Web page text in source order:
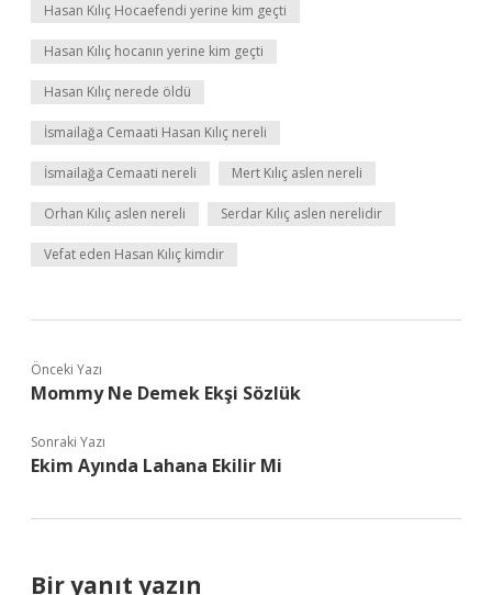
Hasan Kılıç Hocaefendi yerine kim geçti
Hasan Kılıç hocanın yerine kim geçti
Hasan Kılıç nerede öldü
İsmailağa Cemaati Hasan Kılıç nereli
İsmailağa Cemaati nereli Mert Kılıç aslen nereli
Orhan Kılıç aslen nereli Serdar Kılıç aslen nerelidir
Vefat eden Hasan Kılıç kimdir
Önceki Yazı
Mommy Ne Demek Ekşi Sözlük
Sonraki Yazı
Ekim Ayında Lahana Ekilir Mi
Bir yanıt yazın